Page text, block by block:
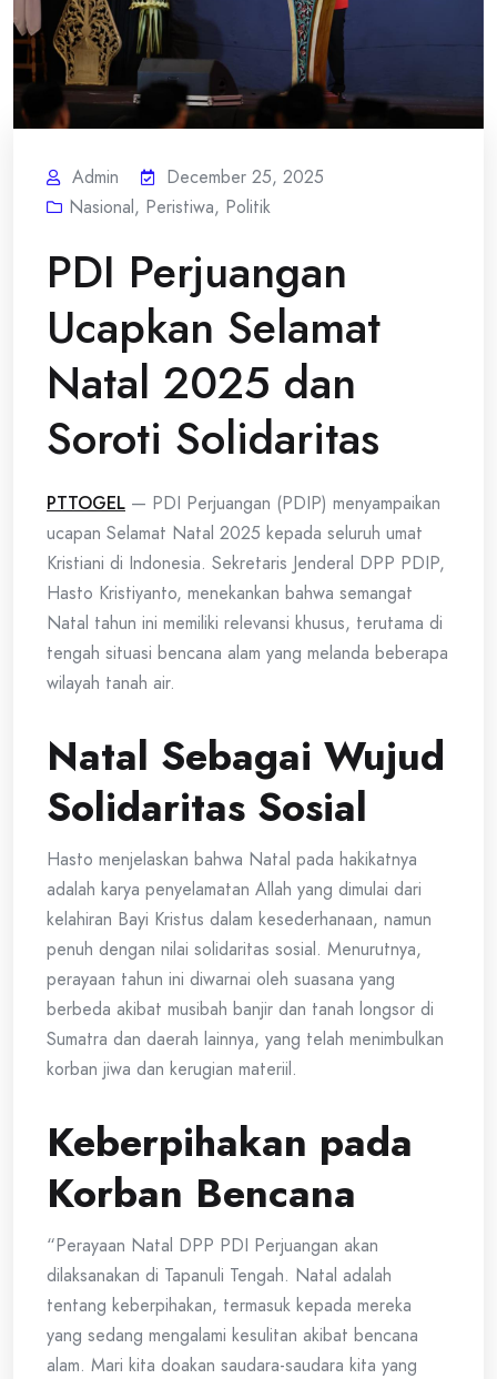
Admin
December 25, 2025
Nasional, Peristiwa, Politik
PDI Perjuangan
Ucapkan Selamat
Natal 2025 dan
Soroti Solidaritas
PTTOGEL — PDI Perjuangan (PDIP) menyampaikan
ucapan Selamat Natal 2025 kepada seluruh umat
Kristiani di Indonesia. Sekretaris Jenderal DPP PDIP,
Hasto Kristiyanto, menekankan bahwa semangat
Natal tahun ini memiliki relevansi khusus, terutama di
tengah situasi bencana alam yang melanda beberapa
wilayah tanah air.
Natal Sebagai Wujud
Solidaritas Sosial
Hasto menjelaskan bahwa Natal pada hakikatnya
adalah karya penyelamatan Allah yang dimulai dari
kelahiran Bayi Kristus dalam kesederhanaan, namun
penuh dengan nilai solidaritas sosial. Menurutnya,
perayaan tahun ini diwarnai oleh suasana yang
berbeda akibat musibah banjir dan tanah longsor di
Sumatra dan daerah lainnya, yang telah menimbulkan
korban jiwa dan kerugian materiil.
Keberpihakan pada
Korban Bencana
“Perayaan Natal DPP PDI Perjuangan akan
dilaksanakan di Tapanuli Tengah. Natal adalah
tentang keberpihakan, termasuk kepada mereka
yang sedang mengalami kesulitan akibat bencana
alam. Mari kita doakan saudara-saudara kita yang